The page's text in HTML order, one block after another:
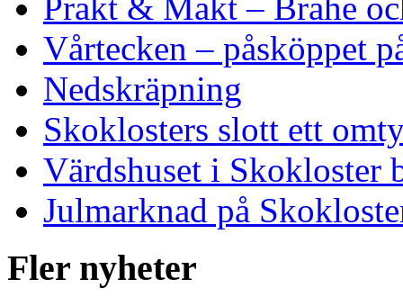
Vårtecken – påsköppet
Nedskräpning
Skoklosters slott ett
Värdshuset i Skokloster
Julmarknad på
Fler nyheter